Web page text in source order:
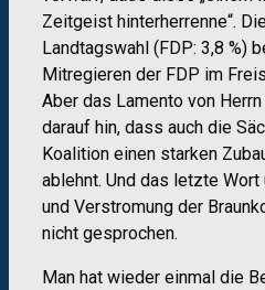
Zeitgeist hinterherrenne“.
Landtagswahl (FDP: 3,8 %)
Mitregieren der FDP im
Aber das Lamento von
darauf hin, dass auch die
Koalition einen starken
ablehnt. Und das letzte
und Verstromung der
nicht gesprochen.
Man hat wieder einmal die